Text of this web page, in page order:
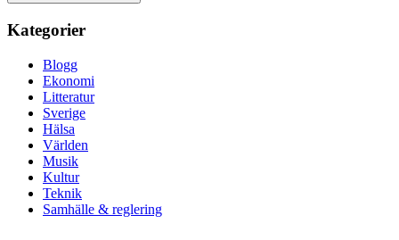
Kategorier
Blogg
Ekonomi
Litteratur
Sverige
Hälsa
Världen
Musik
Kultur
Teknik
Samhälle & reglering